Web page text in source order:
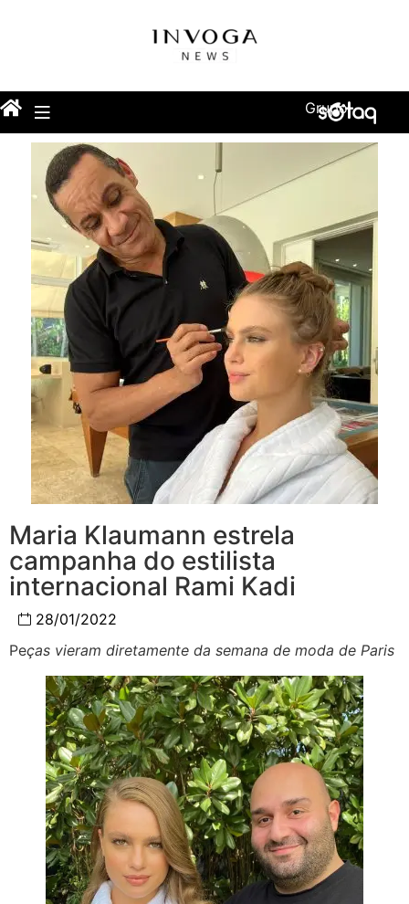
Grupo
Maria Klaumann estrela
campanha do estilista
internacional Rami Kadi
28/01/2022
Peças vieram diretamente da semana de moda de Paris